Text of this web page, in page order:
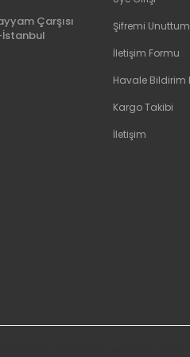
Çarşısı
İstanbul
Şifremi Unuttum
İletişim Formu
Havale Bildirim
Kargo Takibi
İletişim